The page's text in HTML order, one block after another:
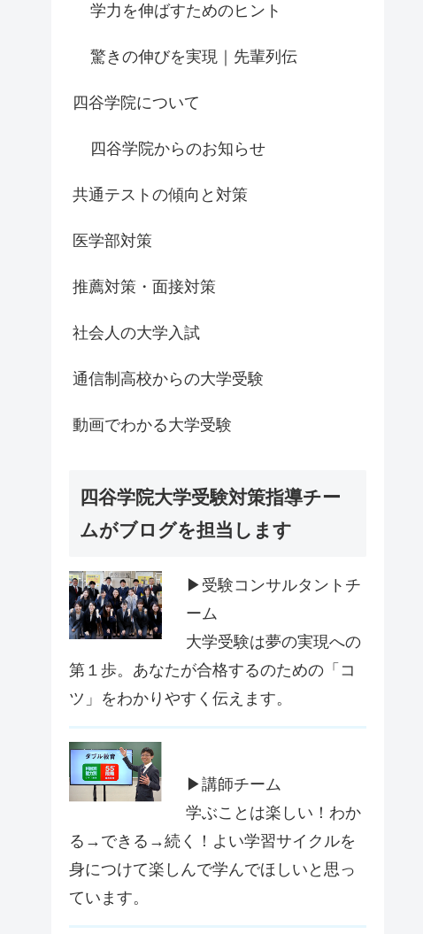
学力を伸ばすためのヒント
驚きの伸びを実現｜先輩列伝
四谷学院について
四谷学院からのお知らせ
共通テストの傾向と対策
医学部対策
推薦対策・面接対策
社会人の大学入試
通信制高校からの大学受験
動画でわかる大学受験
四谷学院大学受験対策指導チー
ムがブログを担当します
▶受験コンサルタントチ
ーム
大学受験は夢の実現への
第１歩。あなたが合格するのための「コ
ツ」をわかりやすく伝えます。
▶講師チーム
学ぶことは楽しい！わか
る→できる→続く！よい学習サイクルを
身につけて楽しんで学んでほしいと思っ
ています。